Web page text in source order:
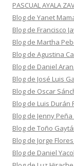
PASCUAL AYALA
Blog de Yanet
Blog de Francisco
Blog de Martha
Blog de Agustina
Blog de Daniel
Blog de José Luis
Blog de Oscar
Blog de Luis Durán
Blog de Jenny
Blog de Toño
Blog de Jorge
Blog de Daniel